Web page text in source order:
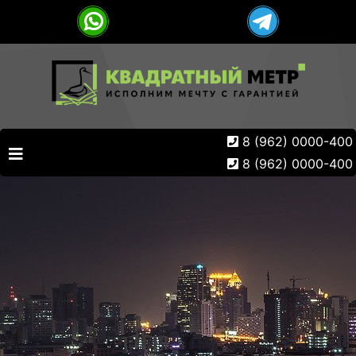
8 (962) 0000-400
8 (962) 0000-400